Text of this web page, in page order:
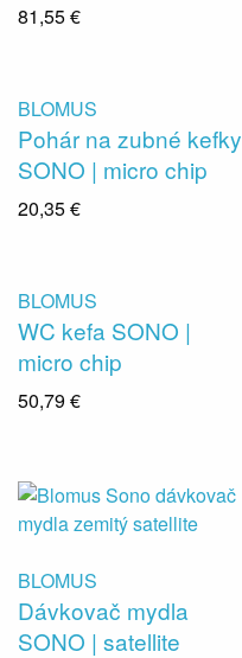
81,55 €
BLOMUS
Pohár na zubné kefky
SONO | micro chip
20,35 €
BLOMUS
WC kefa SONO |
micro chip
50,79 €
BLOMUS
Dávkovač mydla
SONO | satellite